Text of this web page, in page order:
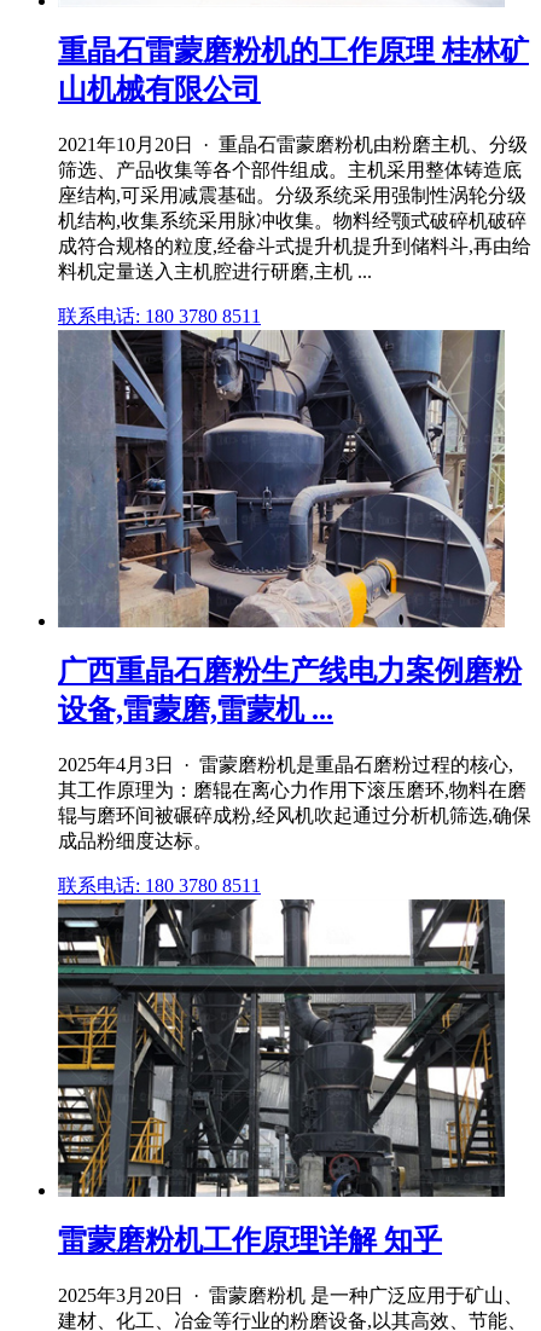
重晶石雷蒙磨粉机的工作原理 桂林矿
山机械有限公司
2021年10月20日 · 重晶石雷蒙磨粉机由粉磨主机、分级
筛选、产品收集等各个部件组成。主机采用整体铸造底
座结构,可采用减震基础。分级系统采用强制性涡轮分级
机结构,收集系统采用脉冲收集。物料经颚式破碎机破碎
成符合规格的粒度,经畚斗式提升机提升到储料斗,再由给
料机定量送入主机腔进行研磨,主机 ...
联系电话: 180 3780 8511
广西重晶石磨粉生产线电力案例磨粉
设备,雷蒙磨,雷蒙机 ...
2025年4月3日 · 雷蒙磨粉机是重晶石磨粉过程的核心,
其工作原理为：磨辊在离心力作用下滚压磨环,物料在磨
辊与磨环间被碾碎成粉,经风机吹起通过分析机筛选,确保
成品粉细度达标。
联系电话: 180 3780 8511
雷蒙磨粉机工作原理详解 知乎
2025年3月20日 · 雷蒙磨粉机 是一种广泛应用于矿山、
建材、化工、冶金等行业的粉磨设备,以其高效、节能、